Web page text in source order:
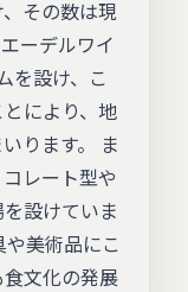
その数は現
ーデルワイ
を設け、こ
により、地
ります。 ま
レート型や
設けていま
美術品にこ
文化の発展